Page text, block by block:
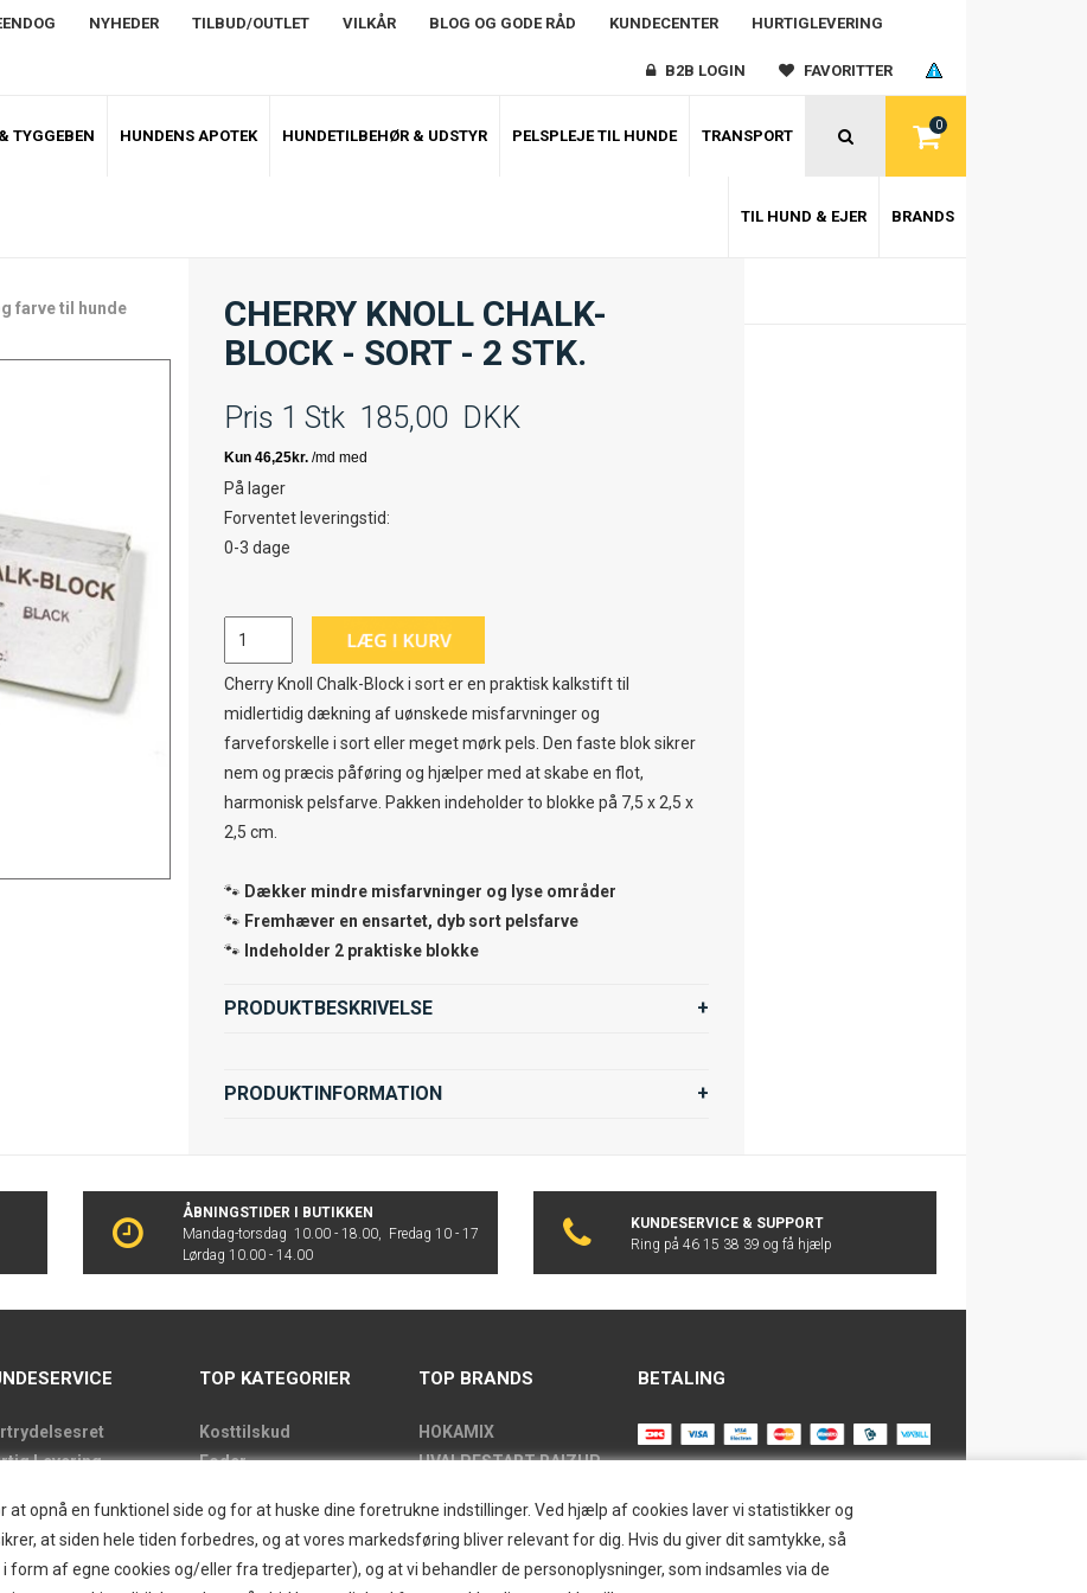
opnå en funktionel side og for at huske dine foretrukne indstillinger. Ved hjælp af cookies laver vi statistikker og
at siden hele tiden forbedres, og at vores markedsføring bliver relevant for dig. Hvis du giver dit samtykke, så
af egne cookies og/eller fra tredjeparter), og at vi behandler de personoplysninger, som indsamles via de
NYHEDER TILBUD/OUTLET VILKÅR BLOG OG GODE RÅD KUNDECENTER HURTIGLEVERING
B2B LOGIN FAVORITTER
0
TYGGEBEN HUNDENS APOTEK HUNDETILBEHØR & UDSTYR PELSPLEJE TIL HUNDE TRANSPORT
TIL HUND & EJER BRANDS
farve til hunde
CHERRY KNOLL CHALK-
BLOCK - SORT - 2 STK.
Pris 1 Stk 185,00DKK
På lager
Forventet leveringstid:
0-3 dage
Cherry Knoll Chalk-Block i sort er en praktisk kalkstift til
midlertidig dækning af uønskede misfarvninger og
farveforskelle i sort eller meget mørk pels. Den faste blok sikrer
nem og præcis påføring og hjælper med at skabe en flot,
harmonisk pelsfarve. Pakken indeholder to blokke på 7,5 x 2,5 x
2,5 cm.
🐾 Dækker mindre misfarvninger og lyse områder
🐾 Fremhæver en ensartet, dyb sort pelsfarve
🐾 Indeholder 2 praktiske blokke
PRODUKTBESKRIVELSE
PRODUKTINFORMATION
ÅBNINGSTIDER I BUTIKKEN
Mandag-torsdag 10.00 - 18.00, Fredag 10 - 17
Lørdag 10.00 - 14.00
KUNDESERVICE & SUPPORT
Ring på 46 15 38 39 og få hjælp
Levering
åbningstider
TOP KATEGORIER
Kosttilskud
Foder
Udstyr
Pelspleje
Pleje
TOP BRANDS
HOKAMIX
HVALPESTART RAIZUP
GRAU
STARMARK
VARIOCAGE-MIMSAFE
BETALING
Tilmeld dig vores nyhedsbrev og
modtag eksklusive tilbud og nyheder i